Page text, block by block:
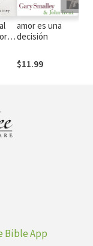
amor es una
decisión
$11.99
Bible App